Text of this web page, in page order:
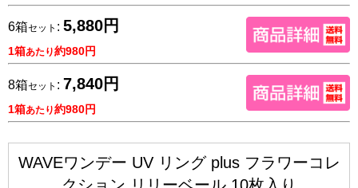
6箱セット : 5,880円
1箱あたり約980円
8箱セット : 7,840円
1箱あたり約980円
WAVEワンデー UV リング plus フラワーコレ